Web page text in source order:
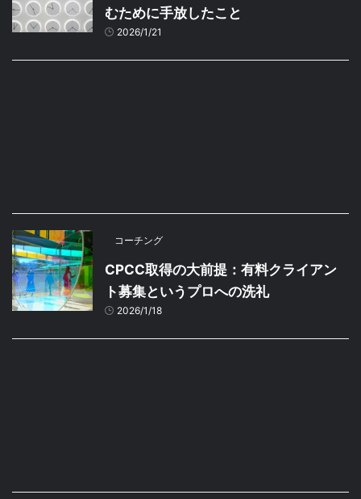
むために手放したこと
2026/1/21
コーチング
CPCC取得の大前提：有料クライアン
ト募集というプロへの洗礼
2026/1/18